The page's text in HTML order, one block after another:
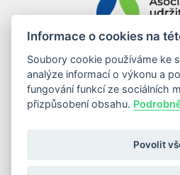
Digital First
Jankovcova
170 00
IČ:
Informace o cookies na
Soubory cookie používáme ke
analýze informací o výkonu a
fungování funkcí ze sociálních
přizpůsobení obsahu.
Povolit